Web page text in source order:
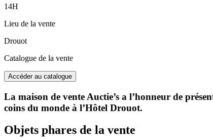
14H
Lieu de la vente
Drouot
Catalogue de la vente
Accéder au catalogue
La maison de vente Auctie’s a l’honneur de
coins du monde à l’Hôtel Drouot.
Objets phares de la vente